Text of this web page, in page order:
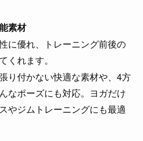
素材
に優れ、トレーニング前後の
くれます。
り付かない快適な素材や、4方
なポーズにも対応。ヨガだけ
やジムトレーニングにも最適